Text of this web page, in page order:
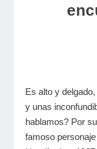
Es alto y
y unas
hablamos? Por
famoso